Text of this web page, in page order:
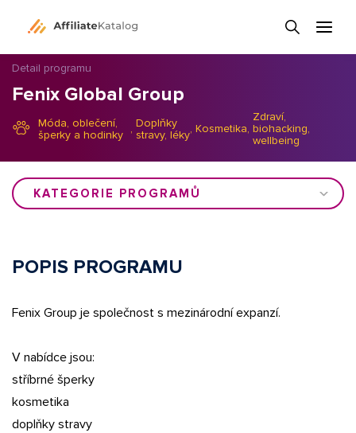
Detail programu
Fenix Global Group
Móda, oblečení,
šperky a hodinky
, Doplňky
stravy, léky,Kosmetika,
Zdraví,
biohacking,
wellbeing
KATEGORIE PROGRAMŮ
POPIS PROGRAMU
Fenix Group je společnost s mezinárodní expanzí.
V nabídce jsou:
stříbrné šperky
kosmetika
doplňky stravy